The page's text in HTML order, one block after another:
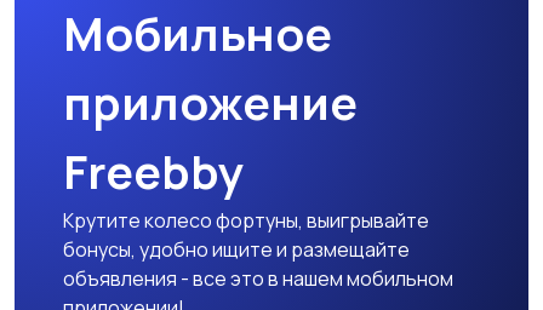
Столы и стулья Текстиль и ковры
Шкафы и комоды
Мобильное
приложение
Freebby
Крутите колесо фортуны, выигрывайте
бонусы, удобно ищите и размещайте
объявления - все это в нашем мобильном